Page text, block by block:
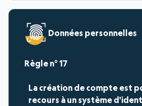
Données personnelles
17
La création de compte est
recours à un système